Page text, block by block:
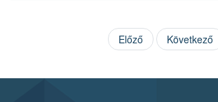
Előző Következő